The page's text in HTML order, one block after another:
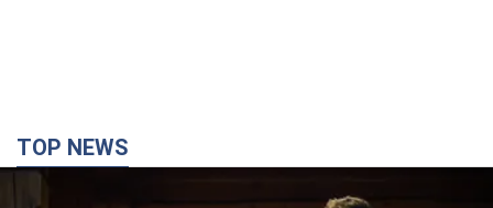
TOP NEWS